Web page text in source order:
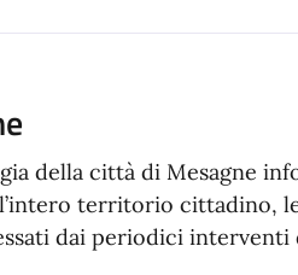
della città di Mesagne
territorio cittadino,
dai periodici interventi